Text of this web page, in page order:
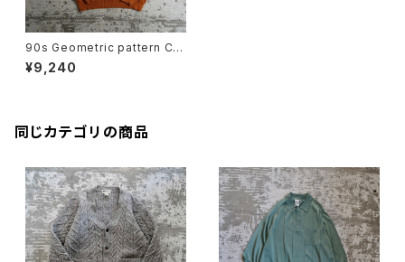
90s Geometric pattern CO
TTON KNIT
¥9,240
同じカテゴリの商品